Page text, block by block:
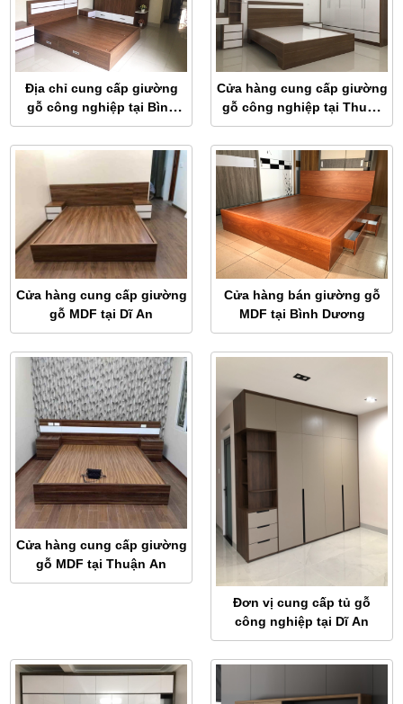
Địa chỉ cung cấp giường
gỗ công nghiệp tại Bình
Dương
Cửa hàng cung cấp giường
gỗ công nghiệp tại Thuận
An
Cửa hàng cung cấp giường
gỗ MDF tại Dĩ An
Cửa hàng bán giường gỗ
MDF tại Bình Dương
Cửa hàng cung cấp giường
gỗ MDF tại Thuận An
Đơn vị cung cấp tủ gỗ
công nghiệp tại Dĩ An